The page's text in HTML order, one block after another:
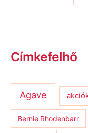
Címkefelhő
Agave
Bernie Rhodenbarr